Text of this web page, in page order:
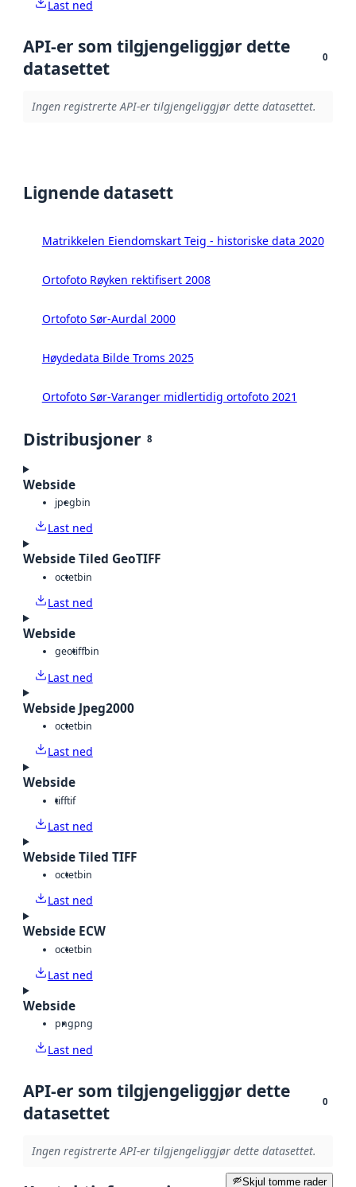
Last ned
API-er som tilgjengeliggjør dette
datasettet
0
Ingen registrerte API-er tilgjengeliggjør dette datasettet.
Lignende datasett
Matrikkelen Eiendomskart Teig - historiske data 2020
Ortofoto Røyken rektifisert 2008
Ortofoto Sør-Aurdal 2000
Høydedata Bilde Troms 2025
Ortofoto Sør-Varanger midlertidig ortofoto 2021
Distribusjoner 8
Webside
jpegbin
Last ned
Webside Tiled GeoTIFF
octetbin
Last ned
Webside
geotiffbin
Last ned
Webside Jpeg2000
octetbin
Last ned
Webside
tifftif
Last ned
Webside Tiled TIFF
octetbin
Last ned
Webside ECW
octetbin
Last ned
Webside
pngpng
Last ned
API-er som tilgjengeliggjør dette
datasettet
0
Ingen registrerte API-er tilgjengeliggjør dette datasettet.
Skjul tomme rader